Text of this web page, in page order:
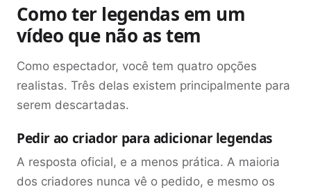
Como ter legendas em um
vídeo que não as tem
Como espectador, você tem quatro opções
realistas. Três delas existem principalmente para
serem descartadas.
Pedir ao criador para adicionar legendas
A resposta oficial, e a menos prática. A maioria
dos criadores nunca vê o pedido, e mesmo os